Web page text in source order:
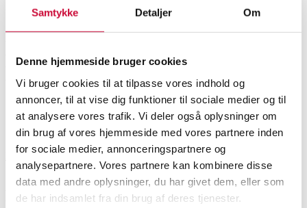
Samtykke Detaljer Om
Denne hjemmeside bruger cookies
Vi bruger cookies til at tilpasse vores indhold og
annoncer, til at vise dig funktioner til sociale medier og til
at analysere vores trafik. Vi deler også oplysninger om
din brug af vores hjemmeside med vores partnere inden
for sociale medier, annonceringspartnere og
analysepartnere. Vores partnere kan kombinere disse
data med andre oplysninger, du har givet dem, eller som
de har indsamlet fra din brug af deres tjenester.
Moderne billedkunst
Auktionen er afsluttet
Komposition
SHOWROOM
København
VURDERING
DKK 23.000
VARENUMMER
6538086
Beskrivelse